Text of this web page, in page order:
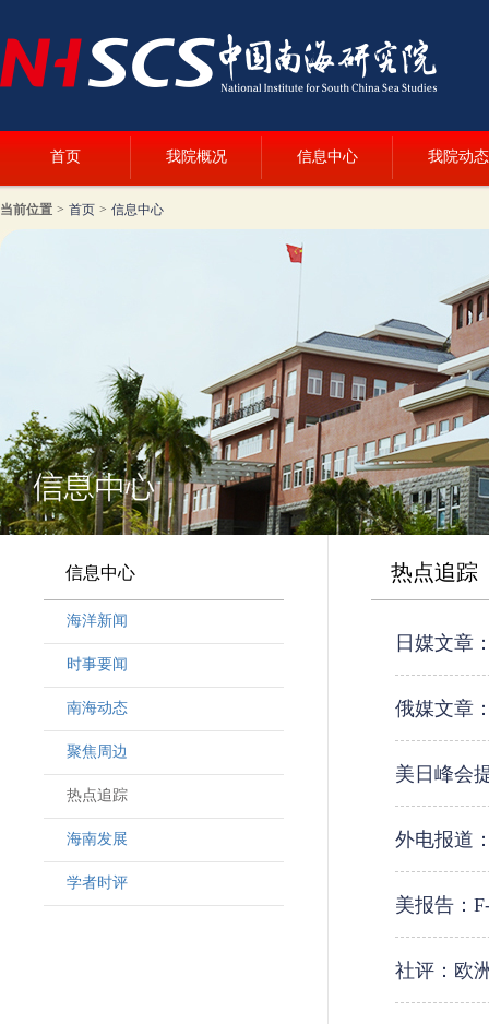
首页 我院概况 信息中心 我院动态
当前位置 > 首页 > 信息中心
信息中心
海洋新闻
时事要闻
南海动态
聚焦周边
热点追踪
海南发展
学者时评
热点追踪
日媒文章
俄媒文章
美日峰会
外电报道
美报告：
社评：欧